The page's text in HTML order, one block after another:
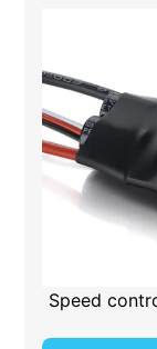
Speed